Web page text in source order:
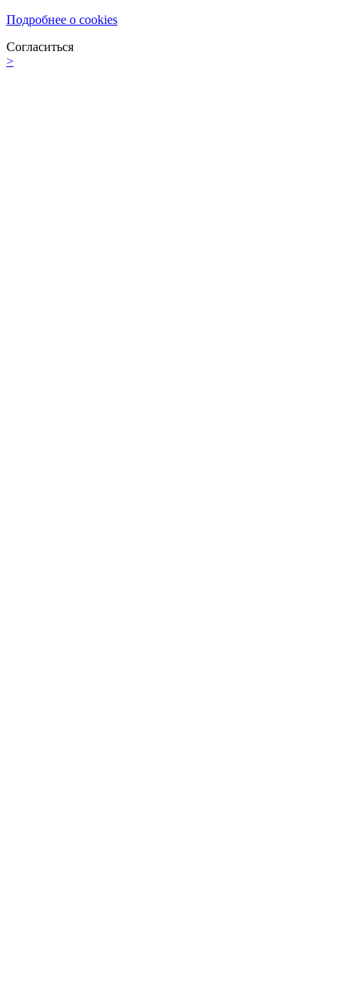
Подробнее о cookies
Согласиться
>